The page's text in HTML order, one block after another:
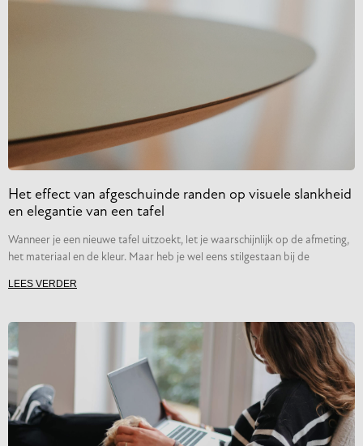
Het effect van afgeschuinde randen op visuele slankheid
en elegantie van een tafel
Wanneer je een nieuwe tafel uitzoekt, let je waarschijnlijk op de afmeting,
het materiaal en de kleur. Maar heb je wel eens stilgestaan bij de
LEES VERDER